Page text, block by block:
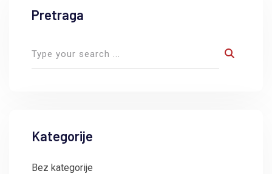
Pretraga
Kategorije
Bez kategorije